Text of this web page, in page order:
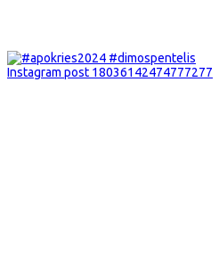
Instagram post 18036142474777277